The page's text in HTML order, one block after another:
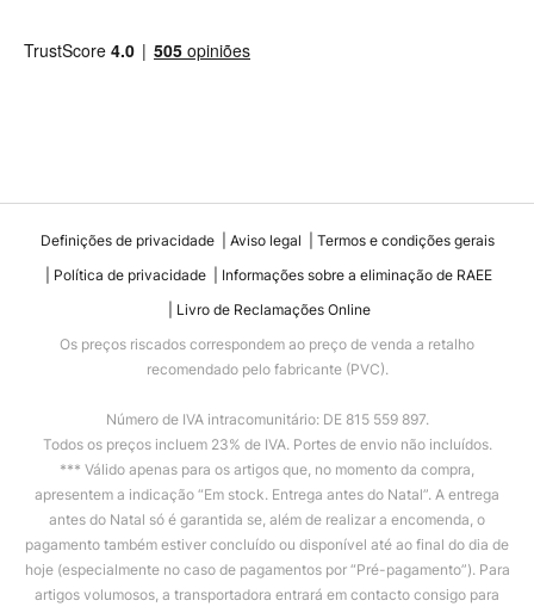
Definições de privacidade Aviso legal
Termos e condições gerais
Política de privacidade
Informações sobre a eliminação de RAEE
Livro de Reclamações Online
Os preços riscados correspondem ao preço de venda a retalho
recomendado pelo fabricante (PVC).
Número de IVA intracomunitário: DE 815 559 897.
Todos os preços incluem 23% de IVA. Portes de envio não incluídos.
*** Válido apenas para os artigos que, no momento da compra,
apresentem a indicação “Em stock. Entrega antes do Natal”. A entrega
antes do Natal só é garantida se, além de realizar a encomenda, o
pagamento também estiver concluído ou disponível até ao final do dia de
hoje (especialmente no caso de pagamentos por “Pré-pagamento”). Para
artigos volumosos, a transportadora entrará em contacto consigo para